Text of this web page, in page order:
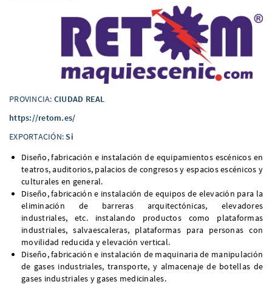
PROVINCIA: CIUDAD REAL
https://retom.es/
EXPORTACIÓN:Si
Diseño, fabricación e instalación de equipamientos escénicos en
teatros, auditorios, palacios de congresos y espacios escénicos y
culturales en general.
Diseño, fabricación e instalación de equipos de elevación para la
eliminación de barreras arquitectónicas, elevadores
industriales, etc. instalando productos como plataformas
industriales, salvaescaleras, plataformas para personas con
movilidad reducida y elevación vertical.
Diseño, fabricación e instalación de maquinaria de manipulación
de gases industriales, transporte, y almacenaje de botellas de
gases industriales y gases medicinales.